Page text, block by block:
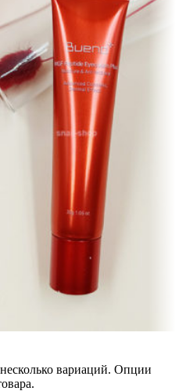
вариаций. Опции